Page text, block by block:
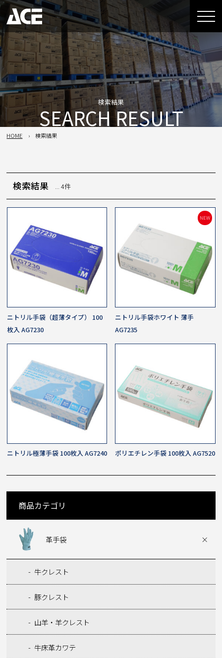
検索結果
SEARCH RESULT
HOME 検索結果
検索結果 ... 4件
ニトリル手袋（超薄タイプ） 100
枚入 AG7230
NEW
ニトリル手袋ホワイト 薄手
AG7235
ニトリル極薄手袋 100枚入 AG7240 ポリエチレン手袋 100枚入 AG7520
商品カテゴリ
革手袋
牛クレスト
豚クレスト
山羊・羊クレスト
牛床革カワテ